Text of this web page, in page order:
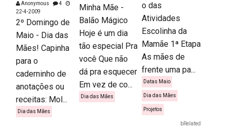
Anonymous
4
22-4-2009
2º Domingo de
Maio - Dia das
Mães! Capinha
para o
caderninho de
anotações ou
receitas: Mol...
Dia das Mães
Minha Mãe -
Balão Mágico
Hoje é um dia
tão especial Pra
você Que não
dá pra esquecer
Em vez de co...
Dia das Mães
o das
Atividades
Escolinha da
Mamãe 1ª Etapa
As mães de
frente uma pa...
Datas Maio
Dia das Mães
Projetos
bRelated